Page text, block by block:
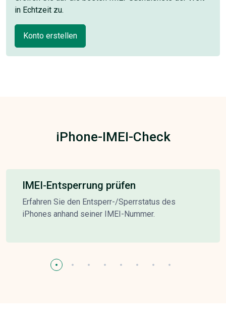
in Echtzeit zu.
Konto erstellen
iPhone-IMEI-Check
IMEI-Entsperrung prüfen
Erfahren Sie den Entsperr-/Sperrstatus des
iPhones anhand seiner IMEI-Nummer.